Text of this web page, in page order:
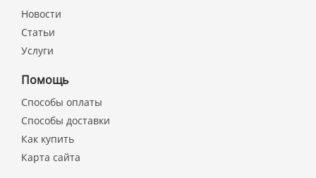
Новости
Статьи
Услуги
Помощь
Способы оплаты
Способы доставки
Как купить
Карта сайта